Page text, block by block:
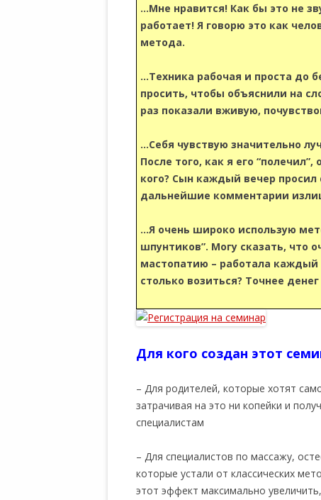
…Мне нравится! Как бы это не
работает! Я говорю это как
метода.
…Техника рабочая и проста до
просить, чтобы объяснили на
раз показали вживую,
…Себя чувствую значительно
После того, как я его
кого? Сын каждый вечер
дальнейшие комментарии
…Я очень широко использую
шпунтиков”. Могу сказать, что
мастопатию – работала
столько возиться? Точнее
Для кого создан этот
– Для родителей, которые хотят
затрачивая на это ни копейки и
специалистам
– Для специалистов по массажу,
которые устали от классических
этот эффект максимально